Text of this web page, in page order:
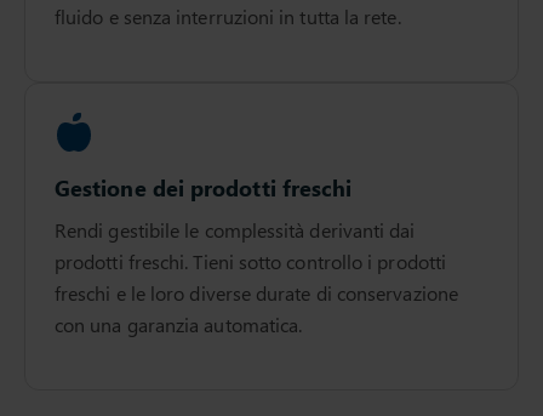
fluido e senza interruzioni in tutta la rete.
Gestione dei prodotti freschi
Rendi gestibile le complessità derivanti dai
prodotti freschi. Tieni sotto controllo i prodotti
freschi e le loro diverse durate di conservazione
con una garanzia automatica.